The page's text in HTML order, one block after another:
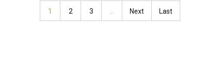
1 2 3 Next Last